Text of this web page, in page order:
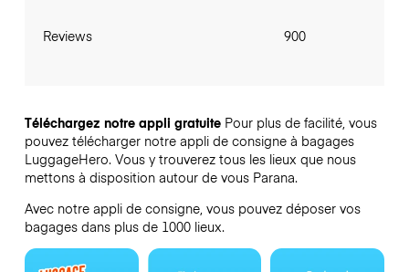
Reviews 900
Téléchargez notre appli gratuite Pour plus de facilité, vous
pouvez télécharger notre appli de consigne à bagages
LuggageHero. Vous y trouverez tous les lieux que nous
mettons à disposition autour de vous Parana.
Avec notre appli de consigne, vous pouvez déposer vos
bagages dans plus de 1000 lieux.